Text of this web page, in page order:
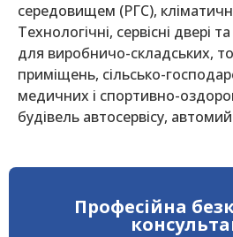
середовищем (РГС),
Технологічні, сервісні двері
для виробничо-складських,
приміщень, сільсько-
медичних і спортивно-
будівель автосервісу,
Професійна